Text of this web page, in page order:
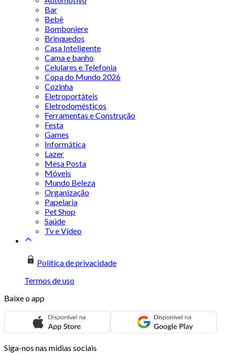
Bar
Bebê
Bomboniere
Brinquedos
Casa Inteligente
Cama e banho
Celulares e Telefonia
Copa do Mundo 2026
Cozinha
Eletroportáteis
Eletrodomésticos
Ferramentas e Construção
Festa
Games
Informática
Lazer
Mesa Posta
Móveis
Mundo Beleza
Organização
Papelaria
Pet Shop
Saúde
Tv e Vídeo
Política de privacidade
Termos de uso
Baixe o app
Siga-nos nas mídias sociais